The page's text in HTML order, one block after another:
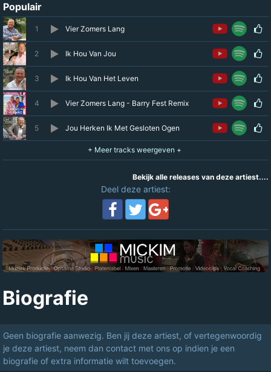
Populair
1 Vier Zomers Lang
2 Ik Hou Van Jou
3 Ik Hou Van Het Leven
4 Vier Zomers Lang - Barry Fest Remix
5 Jou Herken Ik Met Gesloten Ogen
Bekijk alle releases van deze artiest....
Deel deze artiest:
Biografie
Geen biografie aanwezig. Ben jij deze artiest, of vertegenwoordig
je deze artiest, neem dan contact met ons op indien je een
biografie of extra informatie wilt toevoegen.